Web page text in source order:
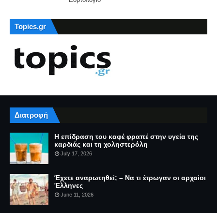
Topics.gr
Διατροφή
Η επίδραση του καφέ φραπέ στην υγεία της
καρδιάς και τη χοληστερόλη
July 17, 2026
Έχετε αναρωτηθεί; – Να τι έτρωγαν οι αρχαίοι
Έλληνες
June 11, 2026